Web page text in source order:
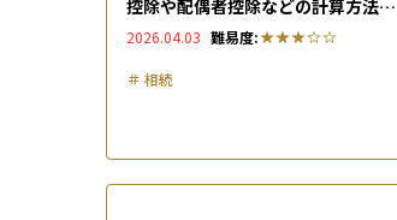
控除や配偶者控除などの計算方法も
徹底解説
2026.04.03 難易度:
＃ 相続